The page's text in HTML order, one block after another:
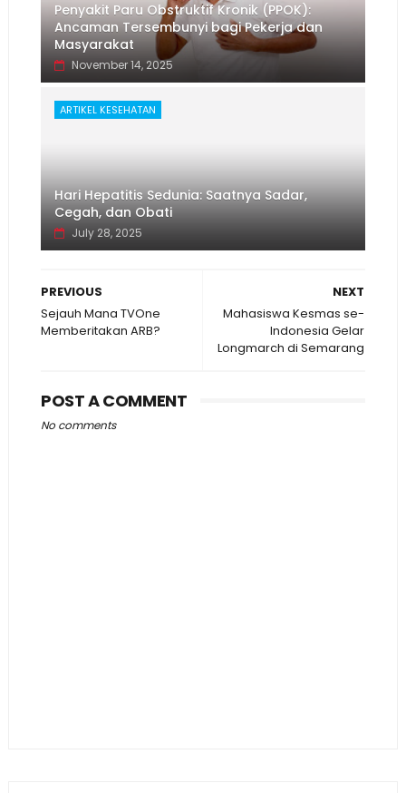
Penyakit Paru Obstruktif Kronik (PPOK):
Ancaman Tersembunyi bagi Pekerja dan
Masyarakat
November 14, 2025
ARTIKEL KESEHATAN
Hari Hepatitis Sedunia: Saatnya Sadar,
Cegah, dan Obati
July 28, 2025
NEXT
Mahasiswa Kesmas se-
Indonesia Gelar
Longmarch di Semarang
PREVIOUS
Sejauh Mana TVOne
Memberitakan ARB?
POST A COMMENT
No comments